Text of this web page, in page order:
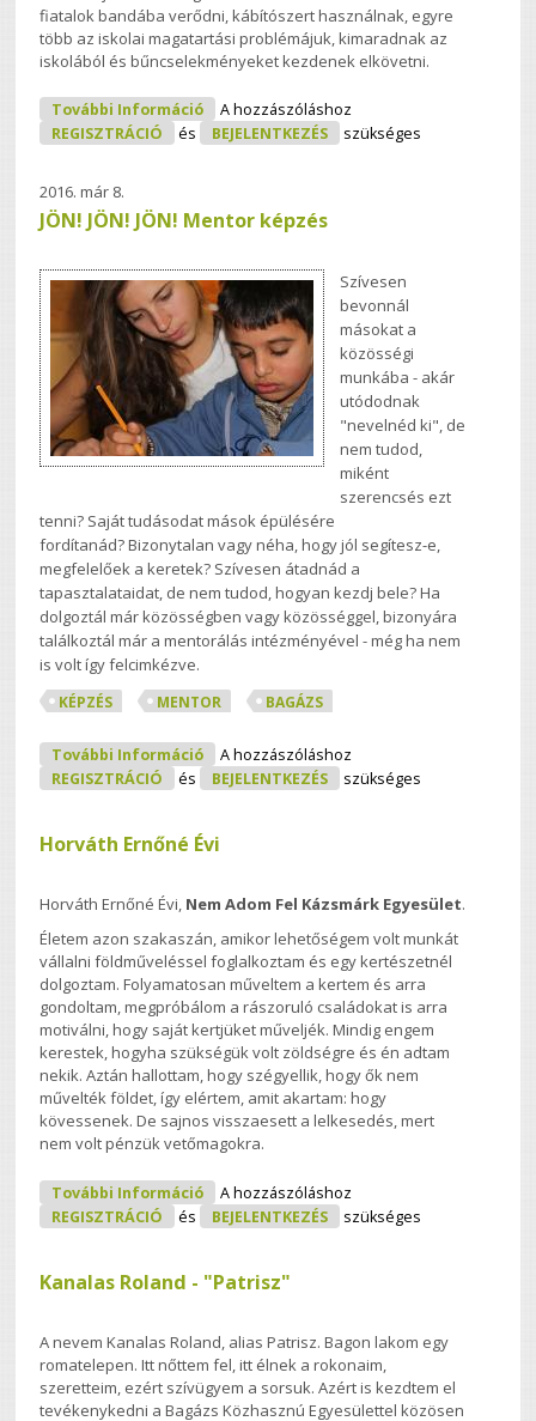
fiatalok bandába verődni, kábítószert használnak, egyre
több az iskolai magatartási problémájuk, kimaradnak az
iskolából és bűncselekményeket kezdenek elkövetni.
További Információ BAGázs Mentorprogram Tartalommal
Kapcsolatosan
A hozzászóláshoz
REGISZTRÁCIÓ
és BEJELENTKEZÉS szükséges
2016. már 8.
JÖN! JÖN! JÖN! Mentor képzés
Szívesen
bevonnál
másokat a
közösségi
munkába - akár
utódodnak
"nevelnéd ki", de
nem tudod,
miként
szerencsés ezt
tenni? Saját tudásodat mások épülésére
fordítanád?Bizonytalan vagy néha, hogy jól segítesz-e,
megfelelőek a keretek? Szívesen átadnád a
tapasztalataidat, de nem tudod, hogyan kezdj bele? Ha
dolgoztál már közösségben vagy közösséggel, bizonyára
találkoztál már a mentorálás intézményével - még ha nem
is volt így felcimkézve.
KÉPZÉS MENTOR BAGÁZS
További Információ JÖN! JÖN! JÖN! Mentor Képzés
Tartalommal Kapcsolatosan
A hozzászóláshoz
REGISZTRÁCIÓ
és BEJELENTKEZÉS szükséges
Horváth Ernőné Évi
Horváth Ernőné Évi, Nem Adom Fel Kázsmárk Egyesület.
Életem azon szakaszán, amikor lehetőségem volt munkát
vállalni földműveléssel foglalkoztam és egy kertészetnél
dolgoztam. Folyamatosan műveltem a kertem és arra
gondoltam, megpróbálom a rászoruló családokat is arra
motiválni, hogy saját kertjüket műveljék. Mindig engem
kerestek, hogyha szükségük volt zöldségre és én adtam
nekik. Aztán hallottam, hogy szégyellik, hogy ők nem
művelték földet, így elértem, amit akartam: hogy
kövessenek. De sajnos visszaesett a lelkesedés, mert
nem volt pénzük vetőmagokra.
További Információ Horváth Ernőné Évi Tartalommal
Kapcsolatosan
A hozzászóláshoz
REGISZTRÁCIÓ
és BEJELENTKEZÉS szükséges
Kanalas Roland - "Patrisz"
A nevem Kanalas Roland, alias Patrisz. Bagon lakom egy
romatelepen. Itt nőttem fel, itt élnek a rokonaim,
szeretteim, ezért szívügyem a sorsuk. Azért is kezdtem el
tevékenykedni a Bagázs Közhasznú Egyesülettel közösen